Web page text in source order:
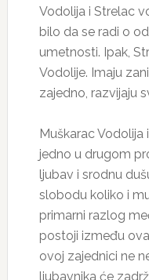
Vodolija i Strelac
bilo da se radi o
umetnosti. Ipak,
Vodolije. Imaju
zajedno, razvijaju
Muškarac
jedno u drugom
ljubav i srodnu
slobodu koliko i
primarni razlog
postoji između
ovoj zajednici ne
ljubavnika će